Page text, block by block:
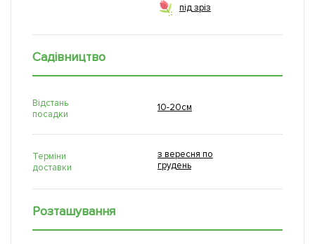
під зріз
Садівництво
Відстань
посадки
10-20см
Терміни
доставки
з вересня по
грудень
Розташування